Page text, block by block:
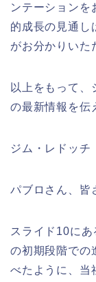
ンテーションを
的成長の見通し
がお分かりいた
以上をもって、
の最新情報を伝
ジム・レドッチ
パブロさん、皆
スライド10に
の初期段階での
べたように、当